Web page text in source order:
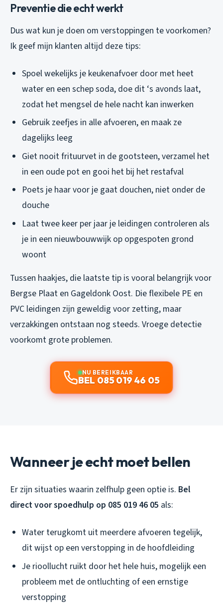
Preventie die echt werkt
Dus wat kun je doen om verstoppingen te voorkomen?
Ik geef mijn klanten altijd deze tips:
Spoel wekelijks je keukenafvoer door met heet
water en een schep soda, doe dit ‘s avonds laat,
zodat het mengsel de hele nacht kan inwerken
Gebruik zeefjes in alle afvoeren, en maak ze
dagelijks leeg
Giet nooit frituurvet in de gootsteen, verzamel het
in een oude pot en gooi het bij het restafval
Poets je haar voor je gaat douchen, niet onder de
douche
Laat twee keer per jaar je leidingen controleren als
je in een nieuwbouwwijk op opgespoten grond
woont
Tussen haakjes, die laatste tip is vooral belangrijk voor
Bergse Plaat en Gageldonk Oost. Die flexibele PE en
PVC leidingen zijn geweldig voor zetting, maar
verzakkingen ontstaan nog steeds. Vroege detectie
voorkomt grote problemen.
NU BEREIKBAAR
BEL 085 019 46 05
Wanneer je echt moet bellen
Er zijn situaties waarin zelfhulp geen optie is. Bel
direct voor spoedhulp op 085 019 46 05 als:
Water terugkomt uit meerdere afvoeren tegelijk,
dit wijst op een verstopping in de hoofdleiding
Je rioollucht ruikt door het hele huis, mogelijk een
probleem met de ontluchting of een ernstige
verstopping